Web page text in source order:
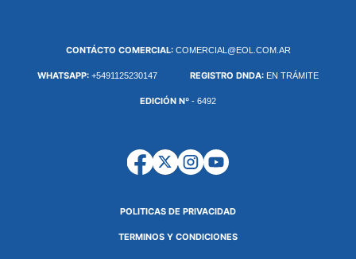
CONTÁCTO COMERCIAL: COMERCIAL@EOL.COM.AR
WHATSAPP: +5491125230147 REGISTRO DNDA: EN TRÁMITE
EDICIÓN Nº - 6492
POLITICAS DE PRIVACIDAD
TERMINOS Y CONDICIONES